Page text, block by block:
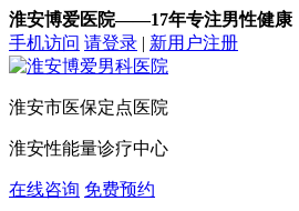
淮安博爱医院——17年专注男性健康
手机访问 请登录 | 新用户注册
淮安市医保定点医院
淮安性能量诊疗中心
在线咨询 免费预约